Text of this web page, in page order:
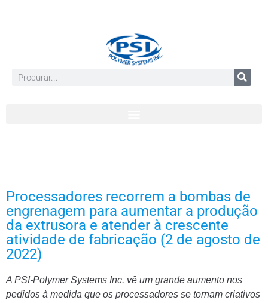
Processadores recorrem a bombas de
engrenagem para aumentar a produção
da extrusora e atender à crescente
atividade de fabricação (2 de agosto de
2022)
A PSI-Polymer Systems Inc. vê um grande aumento nos
pedidos à medida que os processadores se tornam criativos